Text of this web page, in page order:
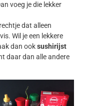
voeg je die lekker
dat alleen
Wil je een lekkere
dan ooksushirijst
daar dan alle andere